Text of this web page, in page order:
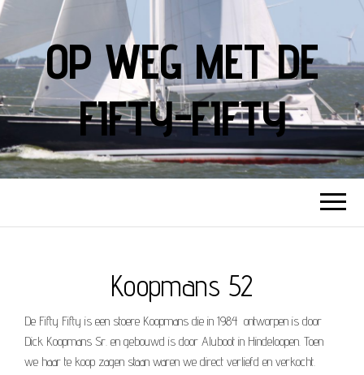
OP WEG MET DE
FIFTY-FIFTY
Koopmans 52
De Fifty Fifty is een stoere Koopmans die in 1984 ontworpen is door
Dick Koopmans Sr. en gebouwd is door Aluboot in Hindeloopen. Toen
we haar te koop zagen staan waren we direct verliefd en verkocht.